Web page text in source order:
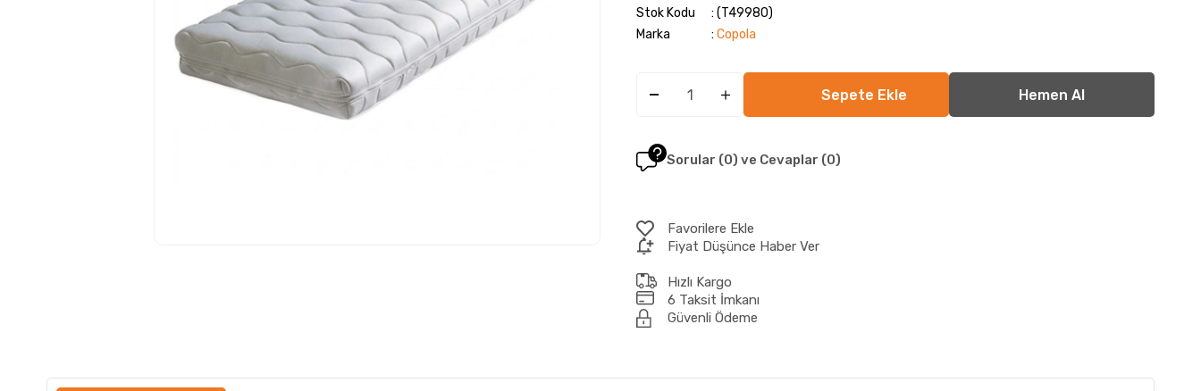
Stok Kodu
(T49980)
Marka
: Copola
Sorular (0) ve Cevaplar (0)
Favorilere Ekle
Fiyat Düşünce Haber Ver
Hızlı Kargo
6 Taksit İmkanı
Güvenli Ödeme